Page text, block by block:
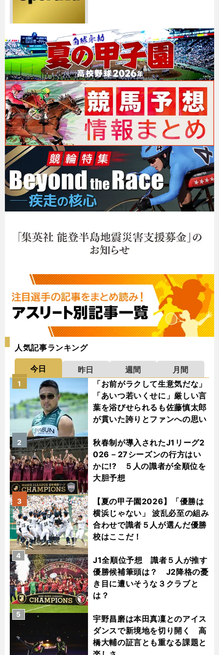
人気記事ランキング
今日 昨日 週間
月間
「お前がラクして生意気だな」
「あいつ若いくせに」厳しい言
葉を浴びせられるも佐藤慎太郎
が貫いた誇りとファンへの思い
1
秋春制が導入されたJ1リーグ2
026－27シーズンの行方はい
かに!? ５人の識者が全順位を
大胆予想
2
【夏の甲子園2026】「優勝は
横浜じゃない」 波乱必至の組み
合わせで識者５人が選んだ優勝
校はここだ！
3
J1全順位予想 識者５人が推す
優勝候補筆頭は？ J2降格の憂
き目に遭いそうな３クラブと
は？
4
宇野昌磨は本田真凜とのアイス
ダンスで新境地を切り開く 高
橋大輔の証言とも重なる課題と
5